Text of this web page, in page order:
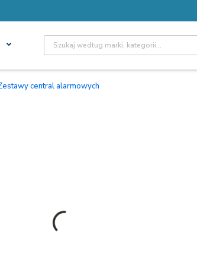
Site Search
Zestawy central alarmowych